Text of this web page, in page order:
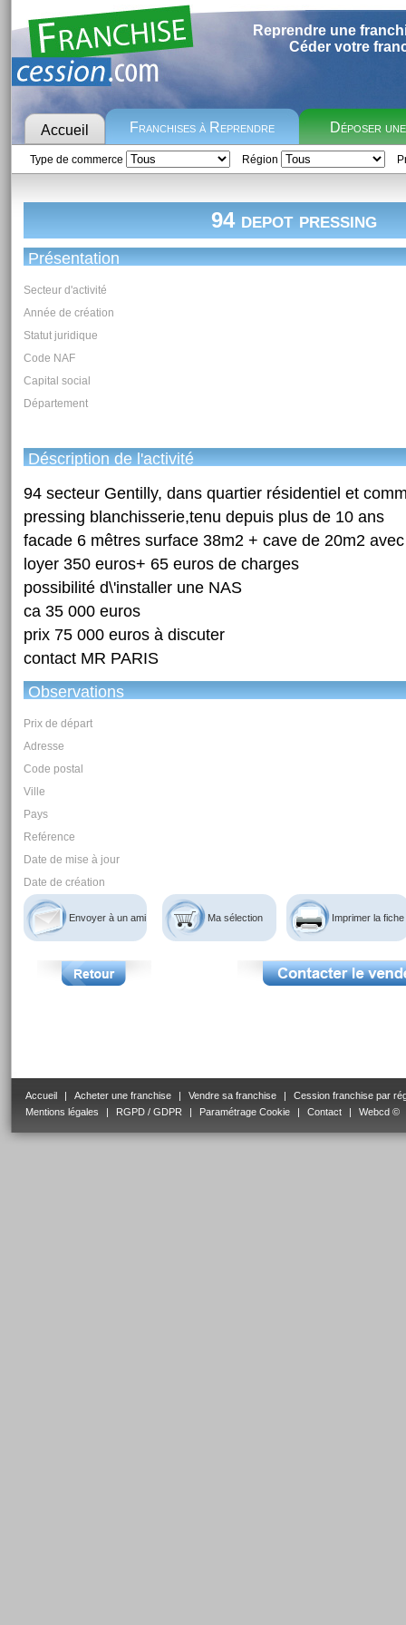
Reprendre une
Céder votre
Accueil Franchises à Reprendre Déposer
Type de commerce Région
94 depot pressing
Présentation
Secteur d'activité
Année de création
Statut juridique
Code NAF
Capital social
Département
Déscription de l'activité
94 secteur Gentilly, dans quartier résidentiel et
pressing blanchisserie,tenu depuis plus de 10 ans
facade 6 mêtres surface 38m2 + cave de 20m2
loyer 350 euros+ 65 euros de charges
possibilité d\'installer une NAS
ca 35 000 euros
prix 75 000 euros à discuter
contact MR PARIS
Observations
Prix de départ
Adresse
Code postal
Ville
Pays
Reférence
Date de mise à jour
Date de création
Envoyer à un ami Ma sélection Imprimer la fiche
Accueil | Acheter une franchise | Vendre sa franchise |
Cession franchise par
Mentions légales
| RGPD / GDPR | Paramétrage Cookie | Contact | Webcd ©